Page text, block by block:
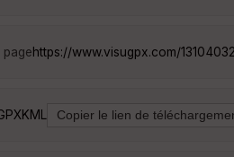
pagehttps://www.visugpx.com/
KML